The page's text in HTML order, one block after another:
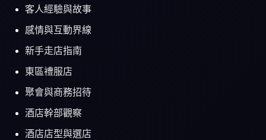
客人經驗與故事
感情與互動界線
新手走店指南
東區禮服店
聚會與商務招待
酒店幹部觀察
酒店店型與選店